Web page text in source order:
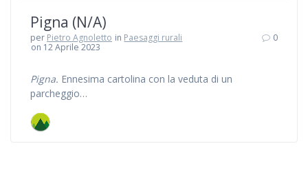
Pigna (N/A)
per Pietro Agnoletto in Paesaggi rurali
on 12 Aprile 2023
0
Pigna. Ennesima cartolina con la veduta di un
parcheggio…